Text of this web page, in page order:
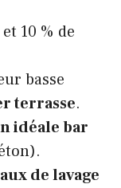
10 % de
basse
terrasse.
idéale bar
de lavage